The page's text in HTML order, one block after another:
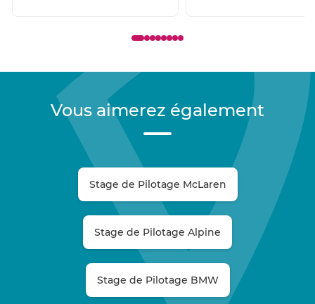
Vous aimerez également
Stage de Pilotage McLaren
Stage de Pilotage Alpine
Stage de Pilotage BMW